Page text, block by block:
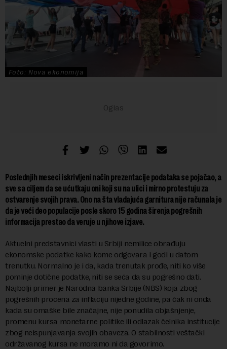
Foto: Nova ekonomija
Poslednjih meseci iskrivljeni način prezentacije podataka se pojačao, a
sve sa ciljem da se ućutkaju oni koji su na ulici i mirno protestuju za
ostvarenje svojih prava. Ono na šta vladajuća garnitura nije računala je
da je veći deo populacije posle skoro 15 godina širenja pogrešnih
informacija prestao da veruje u njihove izjave.
Aktuelni predstavnici vlasti u Srbiji nemilice obrađuju
ekonomske podatke kako kome odgovara i godi u datom
trenutku. Normalno je i da, kada trenutak prođe, niti ko više
pominje dotične podatke, niti se seća da su pogrešno dati.
Najbolji primer je Narodna banka Srbije (NBS) koja zbog
pogrešnih procena za inflaciju nijedne godine, pa čak ni onda
kada su omaške bile značajne, nije ponudila objašnjenje,
promenu kursa monetarne politike ili odlazak čelnika institucije
zbog neispunjavanja svojih obaveza. O stabilnosti veštački
održavanog kursa ne moramo ni da govorimo.